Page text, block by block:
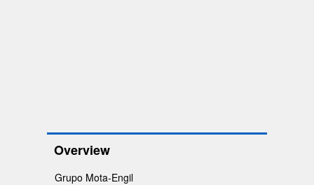
Overview
Grupo Mota-Engil